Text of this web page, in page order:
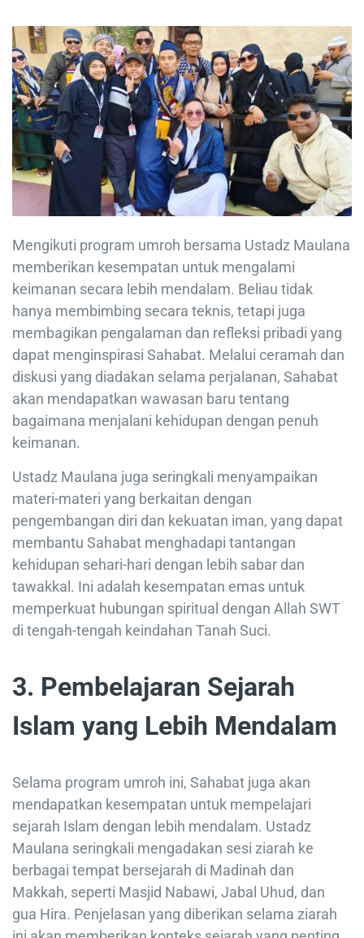
Mengikuti program umroh bersama Ustadz Maulana
memberikan kesempatan untuk mengalami
keimanan secara lebih mendalam. Beliau tidak
hanya membimbing secara teknis, tetapi juga
membagikan pengalaman dan refleksi pribadi yang
dapat menginspirasi Sahabat. Melalui ceramah dan
diskusi yang diadakan selama perjalanan, Sahabat
akan mendapatkan wawasan baru tentang
bagaimana menjalani kehidupan dengan penuh
keimanan.
Ustadz Maulana juga seringkali menyampaikan
materi-materi yang berkaitan dengan
pengembangan diri dan kekuatan iman, yang dapat
membantu Sahabat menghadapi tantangan
kehidupan sehari-hari dengan lebih sabar dan
tawakkal. Ini adalah kesempatan emas untuk
memperkuat hubungan spiritual dengan Allah SWT
di tengah-tengah keindahan Tanah Suci.
3. Pembelajaran Sejarah
Islam yang Lebih Mendalam
Selama program umroh ini, Sahabat juga akan
mendapatkan kesempatan untuk mempelajari
sejarah Islam dengan lebih mendalam. Ustadz
Maulana seringkali mengadakan sesi ziarah ke
berbagai tempat bersejarah di Madinah dan
Makkah, seperti Masjid Nabawi, Jabal Uhud, dan
gua Hira. Penjelasan yang diberikan selama ziarah